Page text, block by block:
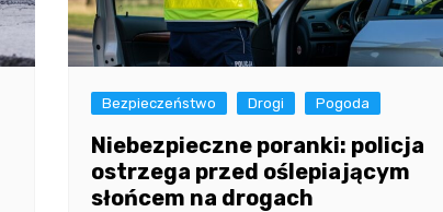
Bezpieczeństwo Drogi Pogoda
Niebezpieczne poranki: policja
ostrzega przed oślepiającym
słońcem na drogach